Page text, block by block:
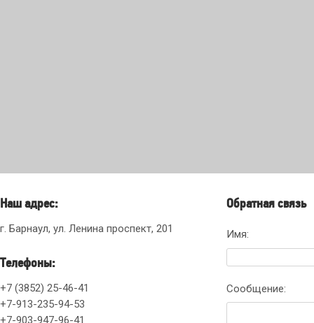
Наш адрес:
г. Барнаул, ул. Ленина проспект, 201
Телефоны:
+7 (3852) 25-46-41
+7-913-235-94-53
+7-903-947-96-41
Обратная связь
Имя:
Сообщение: